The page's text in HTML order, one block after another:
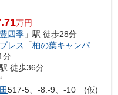
万円
豊四季 」駅 徒歩28分
レス
「柏の葉キャンパ
分
駅 徒歩36分
517-5、-8.-9、-10 (仮)